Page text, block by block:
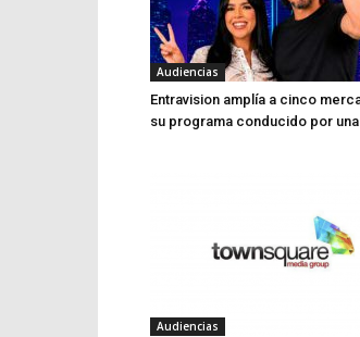
Audiencias
Entravision amplía a cinco
su programa conducido por
Audiencias